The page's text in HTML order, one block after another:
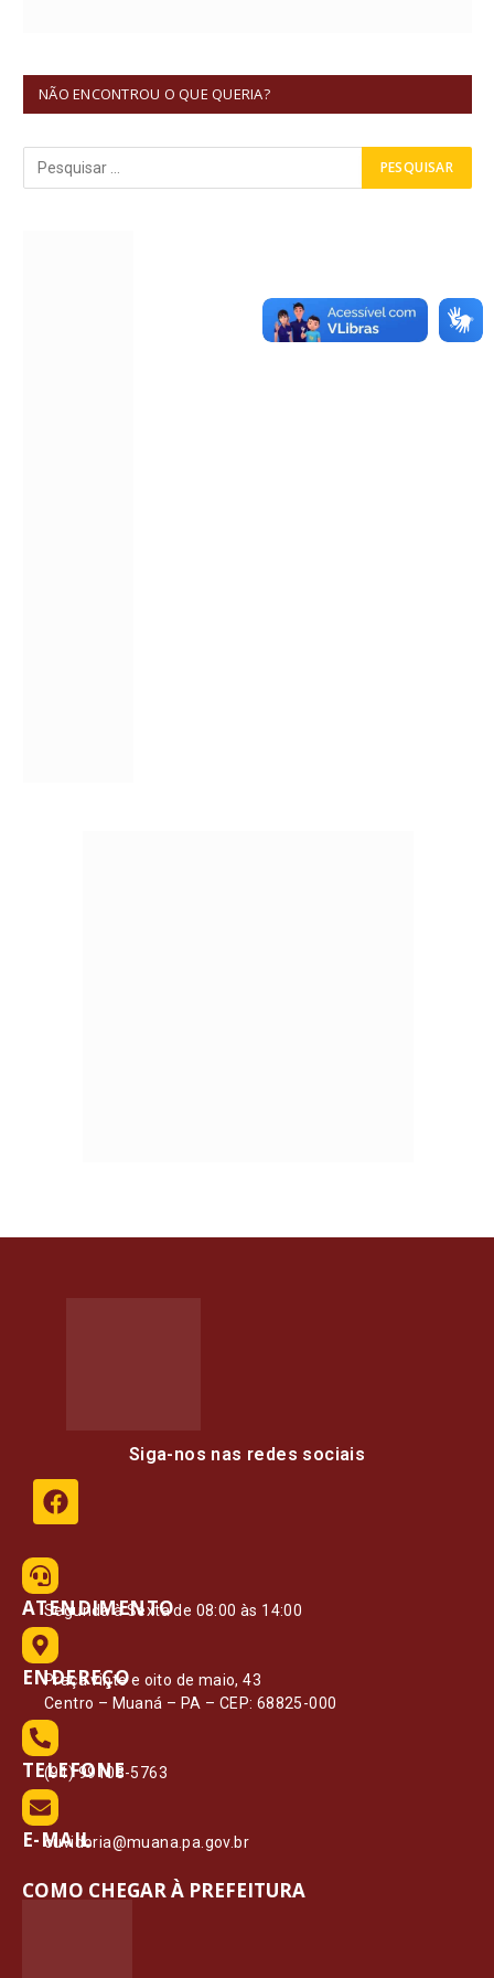
NÃO ENCONTROU O QUE QUERIA?
Siga-nos nas redes sociais
ATENDIMENTO
Segunda à Sexta de 08:00 às 14:00
ENDEREÇO
Praça vinte e oito de maio, 43
Centro – Muaná – PA – CEP: 68825-000
TELEFONE
(91) 99108-5763
E-MAIL
ouvidoria@muana.pa.gov.br
COMO CHEGAR À PREFEITURA